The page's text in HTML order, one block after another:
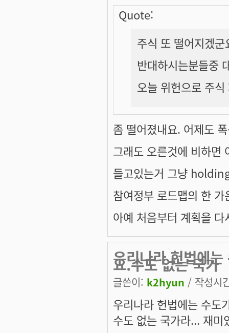
Quote:
주식 또 떨어지겠
반대하시는분들중
오늘 위헌으로 주
좀 떨어졌내요. 어제도
그래도 오른것에 비하면
들고있는거 그냥
참여정부 로드맵의 한
아예 처음부터 계획을
우리나라 헌법에
요.수도 없는 국가
글쓴이: k2hyun / 작성시
우리나라 헌법에는 수도
수도 없는 국가라... 재